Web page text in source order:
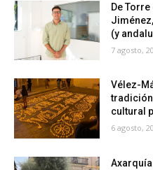
De
(y
7 agosto,
Vélez-
cultural
6 agosto,